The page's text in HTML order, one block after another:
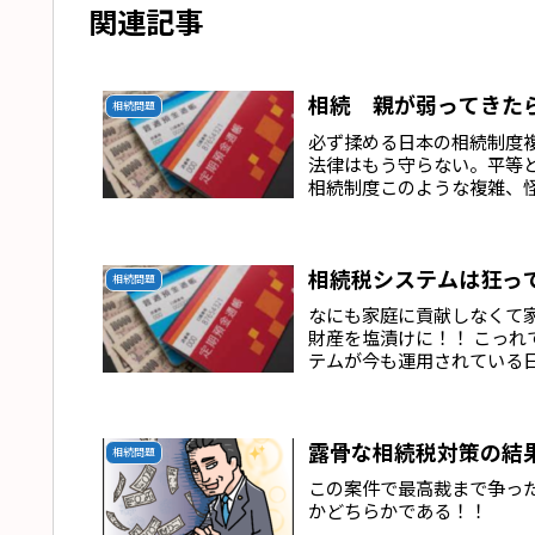
関連記事
相続問題 相続 親が弱ってきた
必ず揉める日本の相続制度
法律はもう守らない。平等
相続制度このような複雑、
相続問題 相続税システムは狂っ
なにも家庭に貢献しなくて
財産を塩漬けに！！ こっ
テムが今も運用されている
相続問題 露骨な相続税対策の結
この案件で最高裁まで争っ
かどちらかである！！